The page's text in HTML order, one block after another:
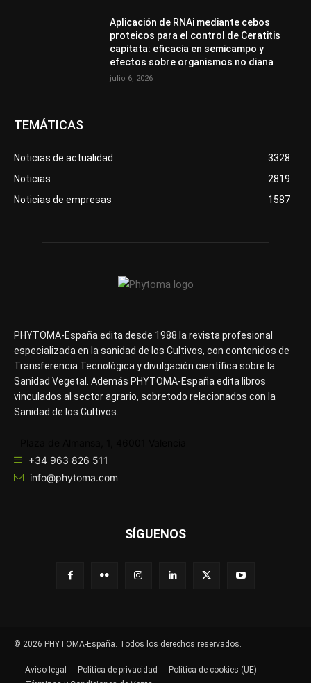
Aplicación de RNAi mediante cebos
proteicos para el control de Ceratitis
capitata: eficacia en semicampo y
efectos sobre organismos no diana
julio 6, 2026
TEMÁTICAS
Noticias de actualidad
3328
Noticias
2819
Noticias de empresas
1587
PHYTOMA-España edita desde 1988 la revista profesional
especializada en la sanidad de los Cultivos, con contenidos de
Transferencia Tecnológica y divulgación científica sobre la
Sanidad Vegetal. Además PHYTOMA-España edita libros
vinculados al sector agrario, sobretodo relacionados con la
Sanidad de los Cultivos.
+34 963 826 511
info@phytoma.com
SÍGUENOS
© 2026 PHYTOMA-España. Todos los derechos reservados.
Aviso legal Política de privacidad
Política de cookies (UE)